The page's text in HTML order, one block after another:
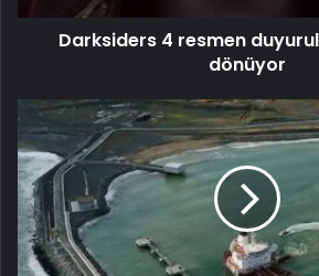
Darksiders 4 resmen
dönüyor